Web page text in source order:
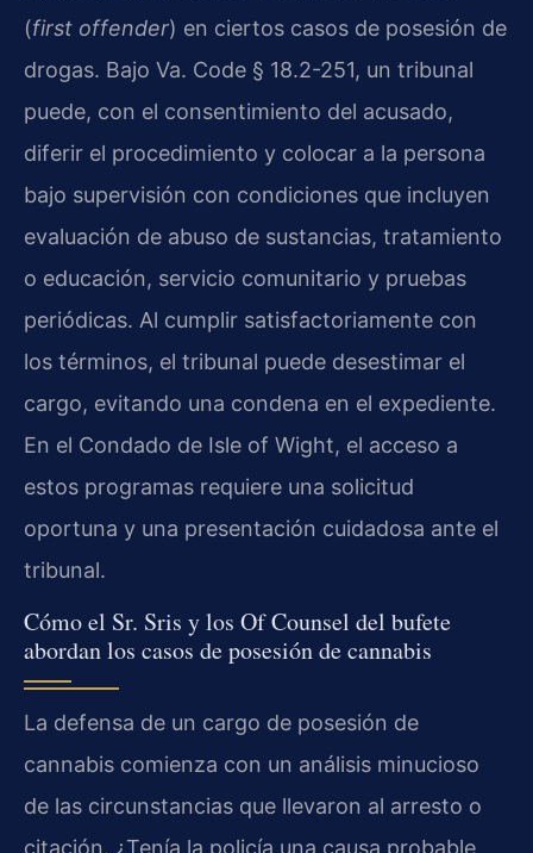
(first offender) en ciertos casos de posesión de
drogas. Bajo Va. Code § 18.2-251, un tribunal
puede, con el consentimiento del acusado,
diferir el procedimiento y colocar a la persona
bajo supervisión con condiciones que incluyen
evaluación de abuso de sustancias, tratamiento
o educación, servicio comunitario y pruebas
periódicas. Al cumplir satisfactoriamente con
los términos, el tribunal puede desestimar el
cargo, evitando una condena en el expediente.
En el Condado de Isle of Wight, el acceso a
estos programas requiere una solicitud
oportuna y una presentación cuidadosa ante el
tribunal.
Cómo el Sr. Sris y los Of Counsel del bufete
abordan los casos de posesión de cannabis
La defensa de un cargo de posesión de
cannabis comienza con un análisis minucioso
de las circunstancias que llevaron al arresto o